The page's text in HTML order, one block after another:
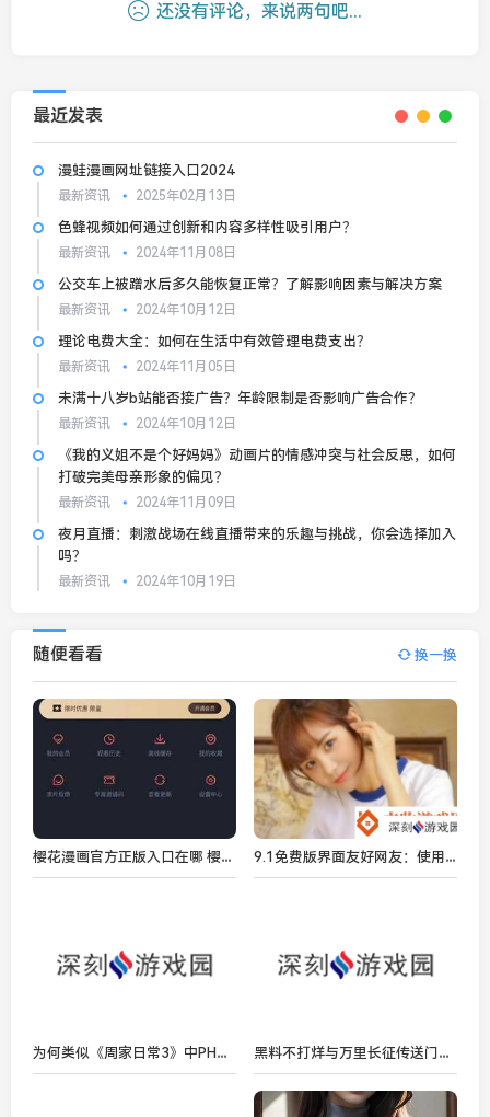
还没有评论，来说两句吧...
最近发表
漫蛙漫画网址链接入口2024
最新资讯 2025年02月13日
色蜂视频如何通过创新和内容多样性吸引用户？
最新资讯 2024年11月08日
公交车上被蹭水后多久能恢复正常？了解影响因素与解决方案
最新资讯 2024年10月12日
理论电费大全：如何在生活中有效管理电费支出？
最新资讯 2024年11月05日
未满十八岁b站能否接广告？年龄限制是否影响广告合作？
最新资讯 2024年10月12日
《我的义姐不是个好妈妈》动画片的情感冲突与社会反思，如何
打破完美母亲形象的偏见？
最新资讯 2024年11月09日
夜月直播：刺激战场在线直播带来的乐趣与挑战，你会选择加入
吗？
最新资讯 2024年10月19日
随便看看 换一换
樱花漫画官方正版入口在哪 樱花漫画2024防走失地址入口一览 9.1免费版界面友好网友：使用起来非常顺手轻松上手！
为何类似《周家日常3》中PH乔舒的角色如此吸引观众？ 黑料不打烊与万里长征传送门隐藏入口到底有什么关系？